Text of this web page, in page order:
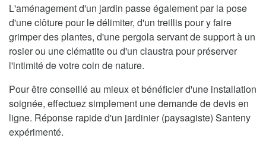
L'aménagement d'un jardin passe également par la pose
d'une clôture pour le délimiter, d'un treillis pour y faire
grimper des plantes, d'une pergola servant de support à un
rosier ou une clématite ou d'un claustra pour préserver
l'intimité de votre coin de nature.
Pour être conseillé au mieux et bénéficier d'une installation
soignée, effectuez simplement une demande de devis en
ligne. Réponse rapide d'un jardinier (paysagiste) Santeny
expérimenté.